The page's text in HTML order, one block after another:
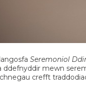
Seremonïol
ddefnyddir mewn
crefft